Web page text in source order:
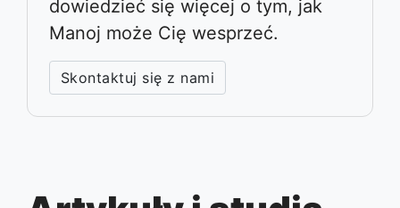
dowiedzieć się więcej o tym, jak
Manoj może Cię wesprzeć.
Skontaktuj się z nami